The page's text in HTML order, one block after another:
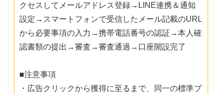
クセスしてメールアドレス登録→LINE連携＆通知
設定→スマートフォンで受信したメール記載のURL
から必要事項の入力→携帯電話番号の認証→本人確
認書類の提出→審査→審査通過→口座開設完了
■注意事項
・広告クリックから獲得に至るまで、同一の標準ブ